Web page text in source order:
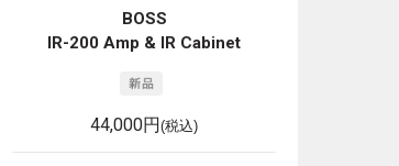
BOSS
IR-200 Amp & IR Cabinet
44,000円(税込)